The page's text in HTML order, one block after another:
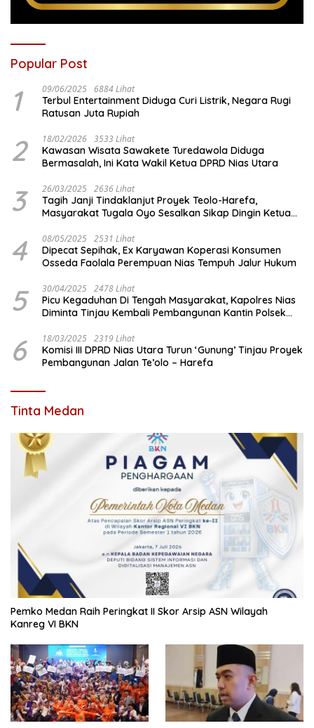
Popular Post
1 09/06/2025 6884 Lihat
Terbul Entertainment Diduga Curi Listrik, Negara Rugi
Ratusan Juta Rupiah
2 18/02/2026 3533 Lihat
Kawasan Wisata Sawakete Turedawola Diduga
Bermasalah, Ini Kata Wakil Ketua DPRD Nias Utara
3 26/03/2025 2636 Lihat
Tagih Janji Tindaklanjut Proyek Teolo-Harefa,
Masyarakat Tugala Oyo Sesalkan Sikap Dingin Ketua
4 08/05/2025 2531 Lihat
Dipecat Sepihak, Ex Karyawan Koperasi Konsumen
Osseda Faolala Perempuan Nias Tempuh Jalur Hukum
5 30/04/2025 2478 Lihat
Picu Kegaduhan Di Tengah Masyarakat, Kapolres Nias
Diminta Tinjau Kembali Pembangunan Kantin Polsek
6 18/03/2025 2319 Lihat
Komisi III DPRD Nias Utara Turun ‘Gunung’ Tinjau Proyek
Pembangunan Jalan Te’olo – Harefa
Tinta Medan
Pemko Medan Raih Peringkat II Skor Arsip ASN Wilayah
Kanreg VI BKN